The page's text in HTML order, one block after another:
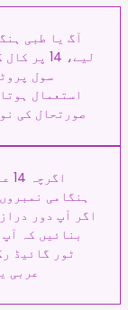
آگ یا طبی
لیے، 14
سول
استعمال
صورتحال کی
ہنگامی
اگر آپ دور
بنائیں کہ
ٹور گائیڈ
عربی